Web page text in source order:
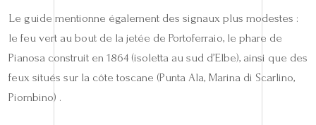
Le guide mentionne également des signaux plus modestes :
le feu vert au bout de la jetée de Portoferraio, le phare de
Pianosa construit en 1864 (isoletta au sud d’Elbe), ainsi que des
feux situés sur la côte toscane (Punta Ala, Marina di Scarlino,
Piombino) .